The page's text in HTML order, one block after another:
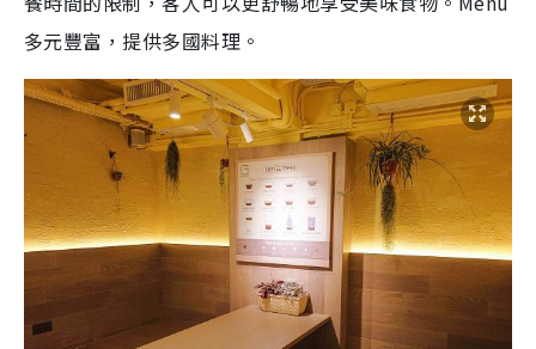
多元豐富，提供多國料理。